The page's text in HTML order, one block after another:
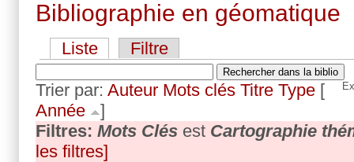
Bibliographie en géomatique
Liste Filtre
Trier par: Auteur Mots clés Titre Type [
Année
]
Filtres: Mots Clés est Cartographie
les filtres]